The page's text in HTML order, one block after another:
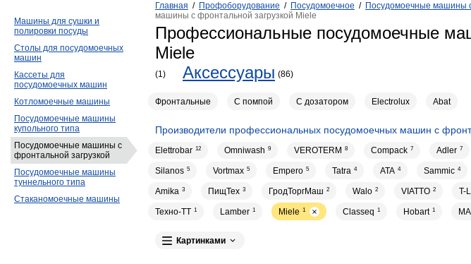
Главная / Профоборудование / Посудомоечное / Посудомоечные машины
машины с фронтальной загрузкой Miele
Профессиональные посудомоечные
Miele
(1) Аксессуары (86)
Фронтальные С помпой С дозатором Electrolux Abat
Производители профессиональных посудомоечных машин с
Elettrobar 12 Omniwash 9 VEROTERM 8 Compack 7 Adler 7
Silanos 5 Vortmax 5 Empero 5 Tatra 4 ATA 4 Sammic 4
Amika 3 ПищТех 3 ГродТоргМаш 2 Walo 2 VIATTO 2 T-
Техно-ТТ 1 Lamber 1 Miele 1 Classeq 1 Hobart 1
Картинками
Машины для сушки и
полировки посуды
Столы для посудомоечных
машин
Кассеты для
посудомоечных машин
Котломоечные машины
Посудомоечные машины
купольного типа
Посудомоечные машины с
фронтальной загрузкой
Посудомоечные машины
туннельного типа
Стаканомоечные машины